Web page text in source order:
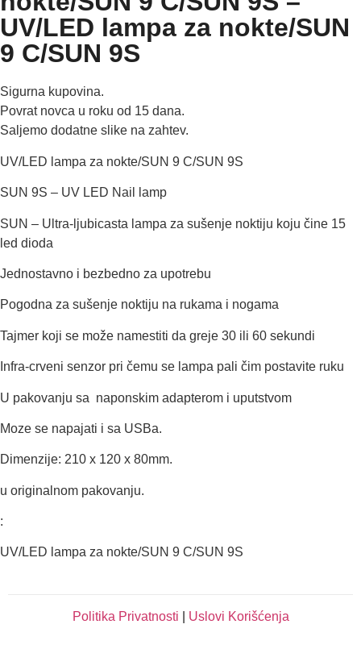
UV/LED lampa za nokte/SUN
9 C/SUN 9S
Sigurna kupovina.
Povrat novca u roku od 15 dana.
Saljemo dodatne slike na zahtev.
UV/LED lampa za nokte/SUN 9 C/SUN 9S
SUN 9S – UV LED Nail lamp
SUN – Ultra-ljubicasta lampa za sušenje noktiju koju čine 15
led dioda
Jednostavno i bezbedno za upotrebu
Pogodna za sušenje noktiju na rukama i nogama
Tajmer koji se može namestiti da greje 30 ili 60 sekundi
Infra-crveni senzor pri čemu se lampa pali čim postavite ruku
U pakovanju sa naponskim adapterom i uputstvom
Moze se napajati i sa USBa.
Dimenzije: 210 x 120 x 80mm.
u originalnom pakovanju.
:
UV/LED lampa za nokte/SUN 9 C/SUN 9S
Politika Privatnosti Uslovi Korišćenja